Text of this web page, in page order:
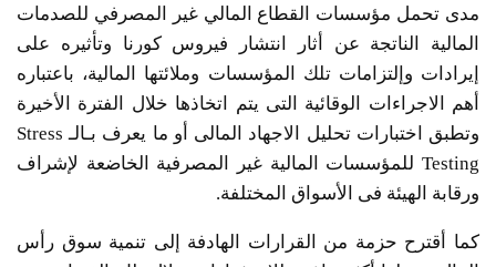
مدى تحمل مؤسسات القطاع المالي غير المصرفي للصدمات
المالية الناتجة عن أثار انتشار فيروس كورنا وتأثيره على
إيرادات وإلتزامات تلك المؤسسات وملائتها المالية، باعتباره
أهم الاجراءات الوقائية التى يتم اتخاذها خلال الفترة الأخيرة
وتطبق اختبارات تحليل الاجهاد المالى أو ما يعرف بـالـ Stress
Testing للمؤسسات المالية غير المصرفية الخاضعة لإشراف
ورقابة الهيئة فى الأسواق المختلفة.
كما أقترح حزمة من القرارات الهادفة إلى تنمية سوق رأس